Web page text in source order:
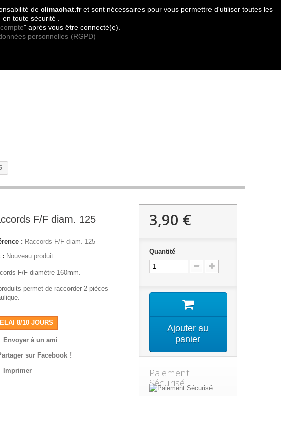
de climachat.fret sont nécessaires pour vous permettre d'utiliser toutes les
toute sécurité .
" après vous être connecté(e).
personnelles (RGPD)
Contactez-nous
F/F diam. 125
: Raccords F/F diam. 125
: Nouveau produit
F/F diamètre 160mm.
permet de raccorder 2 pièces
8/10 JOURS
Envoyer à un ami
sur Facebook !
Imprimer
3,90 €
Quantité
Ajouter au
panier
Paiement
Sécurisé